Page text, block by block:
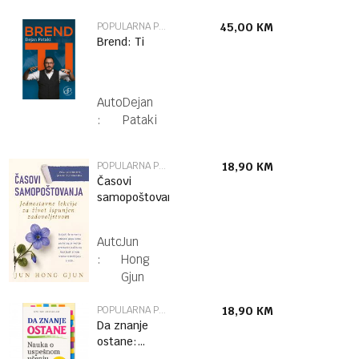
POPULARNA PSIHOLOGIJA
Brend: Ti
Autor
:
Dejan
Pataki
45,00 KM
POPULARNA PSIHOLOGIJA
Časovi
samopoštovanja
Autor
:
Jun
Hong
Gjun
18,90 KM
POPULARNA PSIHOLOGIJA
Da znanje
ostane:
18,90 KM